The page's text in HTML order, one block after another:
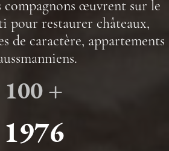
compagnons œuvrent sur le
pour restaurer châteaux,
de caractère, appartements
100 +
1976